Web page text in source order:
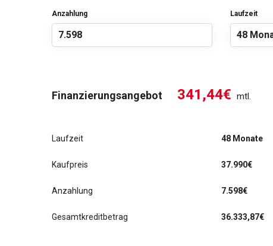
Anzahlung Laufzeit
Finanzierungsangebot 341,44€ mtl.
Laufzeit 48 Monate
Kaufpreis 37.990€
Anzahlung 7.598€
Gesamtkreditbetrag 36.333,87€